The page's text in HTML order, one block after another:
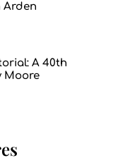
Arden
A 40th
Moore